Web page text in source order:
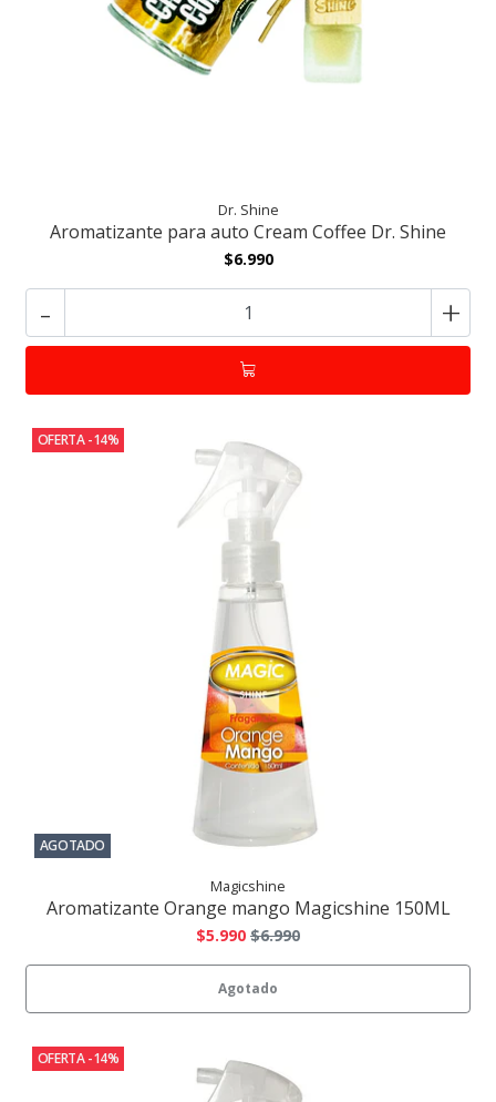
Dr. Shine
Aromatizante para auto Cream Coffee Dr. Shine
$6.990
- +
OFERTA -14%
AGOTADO
Magicshine
Aromatizante Orange mango Magicshine 150ML
$5.990 $6.990
Agotado
OFERTA -14%